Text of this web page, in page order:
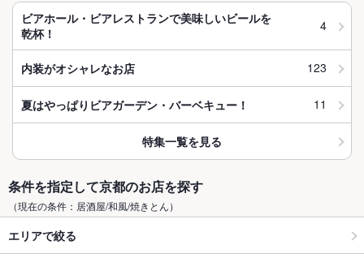
ビアホール・ビアレストランで美味しいビールを
乾杯！
4
内装がオシャレなお店 123
夏はやっぱりビアガーデン・バーベキュー！ 11
特集一覧を見る
条件を指定して京都のお店を探す
（現在の条件：居酒屋/和風/焼きとん）
エリアで絞る